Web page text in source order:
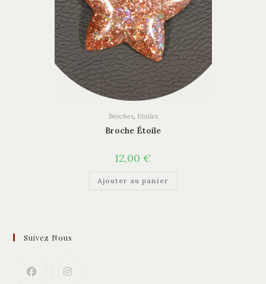
Broches, Etoiles
Broche Étoile
12,00 €
Ajouter au panier
Suivez Nous